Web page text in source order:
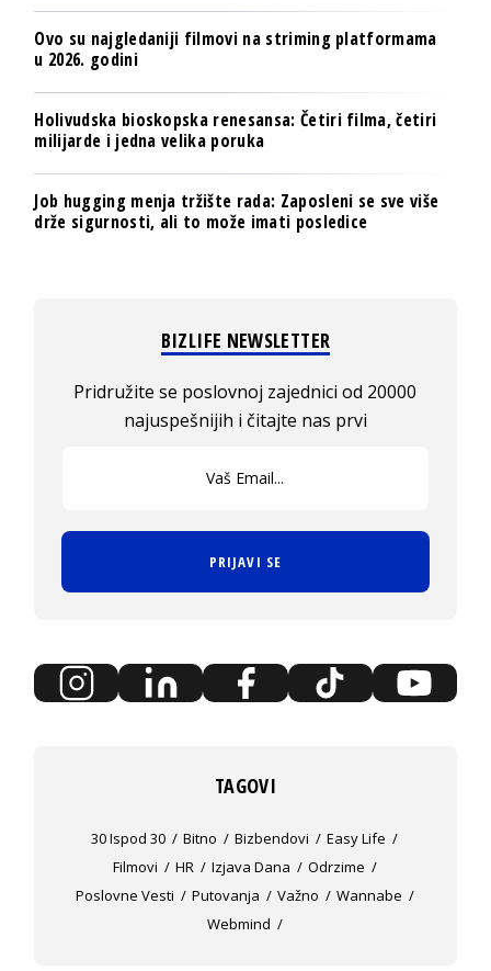
Ovo su najgledaniji filmovi na striming platformama
u 2026. godini
Holivudska bioskopska renesansa: Četiri filma, četiri
milijarde i jedna velika poruka
Job hugging menja tržište rada: Zaposleni se sve više
drže sigurnosti, ali to može imati posledice
BIZLIFE NEWSLETTER
Pridružite se poslovnoj zajednici od 20000
najuspešnijih i čitajte nas prvi
PRIJAVI SE
TAGOVI
30 Ispod 30 Bitno Bizbendovi
Easy Life
Filmovi
HR Izjava Dana
Odrzime
Poslovne Vesti
Putovanja Važno
Wannabe
Webmind